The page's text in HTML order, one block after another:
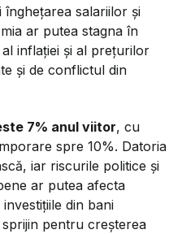
salariilor și
ar putea stagna în
inflației și al prețurilor
și de conflictul din
7% anul viitor, cu
spre 10%. Datoria
iar riscurile politice și
ar putea afecta
din bani
pentru creșterea